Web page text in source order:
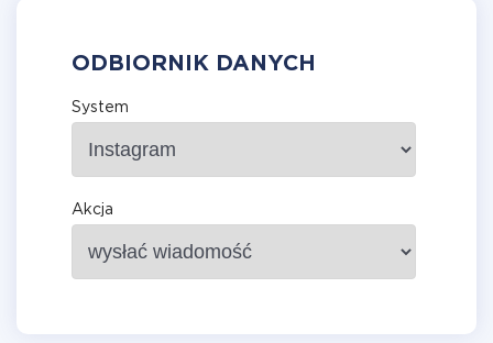
ODBIORNIK DANYCH
System
Akcja